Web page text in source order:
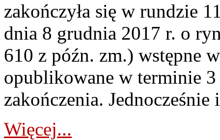
zakończyła się w rundzie
dnia 8 grudnia 2017 r. o
610 z późn. zm.) wstępne
opublikowane w terminie
zakończenia.
Więcej...